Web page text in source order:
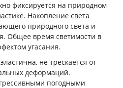
фиксируется на природном
Накопление света
природного света и
Общее время светимости в
угасания.
не трескается от
деформаций.
погодными